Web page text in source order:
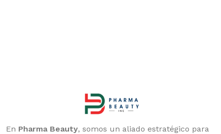
En Pharma Beauty, somos un aliado estratégico para